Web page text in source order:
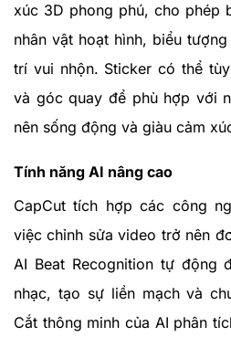
xúc 3D phong phú, cho phép
nhân vật hoạt hình, biểu
trí vui nhộn. Sticker có thể
và góc quay để phù hợp với
nên sống động và giàu cảm
Tính năng AI nâng cao
CapCut tích hợp các công
việc chỉnh sửa video trở nên
AI Beat Recognition tự động
nhạc, tạo sự liền mạch và
Cắt thông minh của AI phân